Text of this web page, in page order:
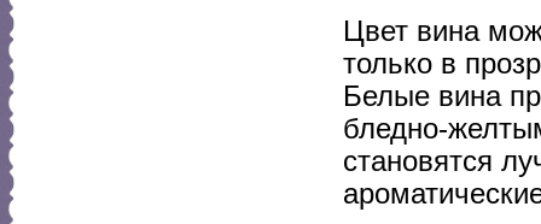
Цвет вина
только в
Белые вина
бледно-
становятся